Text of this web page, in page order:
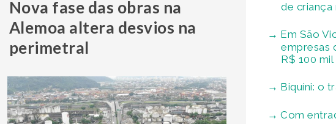
Nova fase das obras na
Alemoa altera desvios na
perimetral
de criança
Em São
empresas
R$ 100
Biquíni: o
Com